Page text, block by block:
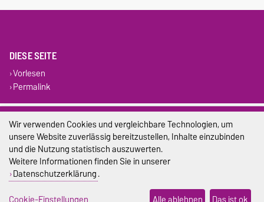
DIESE SEITE
Vorlesen
Permalink
Impressum
Datenschutz
Barrierefreiheit
Cookie-Einstellungen
Wir verwenden Cookies und vergleichbare Technologien, um
unsere Website zuverlässig bereitzustellen, Inhalte einzubinden
und die Nutzung statistisch auszuwerten.
Weitere Informationen finden Sie in unserer
Datenschutzerklärung.
Cookie-Einstellungen
Alle ablehnen Das ist ok